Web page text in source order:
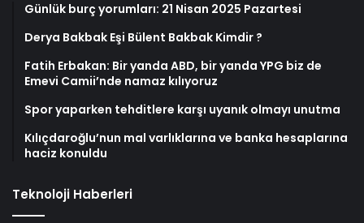
Günlük burç yorumları: 21 Nisan 2025 Pazartesi
Derya Bakbak Eşi Bülent Bakbak Kimdir ?
Fatih Erbakan: Bir yanda ABD, bir yanda YPG biz de
Emevi Camii’nde namaz kılıyoruz
Spor yaparken tehditlere karşı uyanık olmayı unutma
Kılıçdaroğlu’nun mal varlıklarına ve banka hesaplarına
haciz konuldu
Teknoloji Haberleri